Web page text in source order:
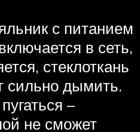
с питанием
в сеть,
стеклоткань
сильно дымить.
–
не сможет